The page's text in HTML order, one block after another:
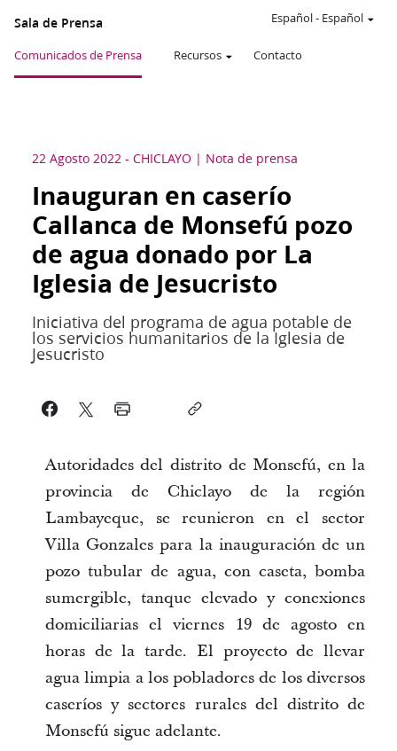
Sala de Prensa
Comunicados de Prensa Recursos Contacto
Español- Español
22 Agosto 2022 - CHICLAYO Nota de prensa
Inauguran en caserío
Callanca de Monsefú pozo
de agua donado por La
Iglesia de Jesucristo
Iniciativa del programa de agua potable de
los servicios humanitarios de la Iglesia de
Jesucristo
Autoridades del distrito de Monsefú, en la
provincia de Chiclayo de la región
Lambayeque, se reunieron en el sector
Villa Gonzales para la inauguración de un
pozo tubular de agua, con caseta, bomba
sumergible, tanque elevado y conexiones
domiciliarias el viernes 19 de agosto en
horas de la tarde. El proyecto de llevar
agua limpia a los pobladores de los diversos
caseríos y sectores rurales del distrito de
Monsefú sigue adelante.